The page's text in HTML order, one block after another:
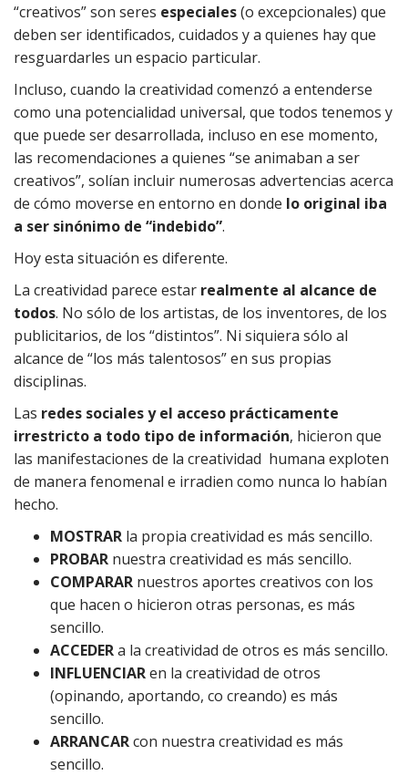
“creativos” son seres especiales(o excepcionales) que
deben ser identificados, cuidados y a quienes hay que
resguardarles un espacio particular.
Incluso, cuando la creatividad comenzó a entenderse
como una potencialidad universal, que todos tenemos y
que puede ser desarrollada, incluso en ese momento,
las recomendaciones a quienes “se animaban a ser
creativos”, solían incluir numerosas advertencias acerca
de cómo moverse en entorno en donde lo original iba
a ser sinónimo de “indebido”.
Hoy esta situación es diferente.
La creatividad parece estar realmente al alcance de
todos. No sólo de los artistas, de los inventores, de los
publicitarios, de los “distintos”. Ni siquiera sólo al
alcance de “los más talentosos” en sus propias
disciplinas.
Las redes sociales y el acceso prácticamente
irrestricto a todo tipo de información, hicieron que
las manifestaciones de la creatividad humana exploten
de manera fenomenal e irradien como nunca lo habían
hecho.
MOSTRAR la propia creatividad es más sencillo.
PROBAR nuestra creatividad es más sencillo.
COMPARAR nuestros aportes creativos con los
que hacen o hicieron otras personas, es más
sencillo.
ACCEDERa la creatividad de otros es más sencillo.
INFLUENCIARen la creatividad de otros
(opinando, aportando, co creando) es más
sencillo.
ARRANCARcon nuestra creatividad es más
sencillo.